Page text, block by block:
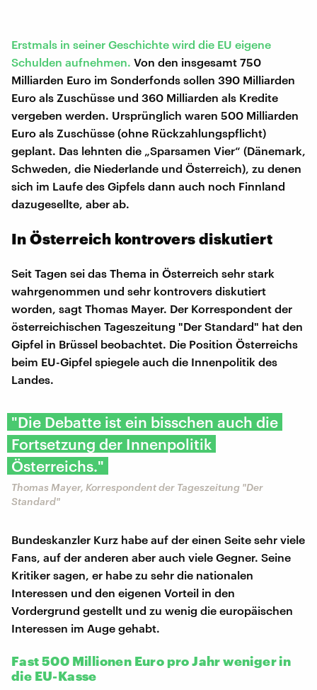
Erstmals in seiner Geschichte wird die EU eigene
Schulden aufnehmen. Von den insgesamt 750
Milliarden Euro im Sonderfonds sollen 390 Milliarden
Euro als Zuschüsse und 360 Milliarden als Kredite
vergeben werden. Ursprünglich waren 500 Milliarden
Euro als Zuschüsse (ohne Rückzahlungspflicht)
geplant. Das lehnten die „Sparsamen Vier“ (Dänemark,
Schweden, die Niederlande und Österreich), zu denen
sich im Laufe des Gipfels dann auch noch Finnland
dazugesellte, aber ab.
In Österreich kontrovers diskutiert
Seit Tagen sei das Thema in Österreich sehr stark
wahrgenommen und sehr kontrovers diskutiert
worden, sagt Thomas Mayer. Der Korrespondent der
österreichischen Tageszeitung "Der Standard" hat den
Gipfel in Brüssel beobachtet. Die Position Österreichs
beim EU-Gipfel spiegele auch die Innenpolitik des
Landes.
"Die Debatte ist ein bisschen auch die
Fortsetzung der Innenpolitik
Österreichs."
Thomas Mayer, Korrespondent der Tageszeitung "Der
Standard"
Bundeskanzler Kurz habe auf der einen Seite sehr viele
Fans, auf der anderen aber auch viele Gegner. Seine
Kritiker sagen, er habe zu sehr die nationalen
Interessen und den eigenen Vorteil in den
Vordergrund gestellt und zu wenig die europäischen
Interessen im Auge gehabt.
Fast 500 Millionen Euro pro Jahr weniger in
die EU-Kasse